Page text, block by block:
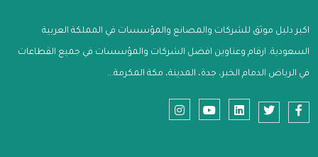
اكبر دليل موثق للشركات والمصانع والمؤسسات في المملكة العربية
السعودية. ارقام وعناوين افضل الشركات والمؤسسات في جميع القطاعات
في الرياض الدمام الخبر، جدة، المدينة، مكة المكرمة...